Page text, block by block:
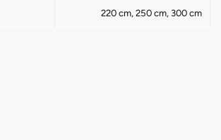
220 cm, 250 cm, 300 cm